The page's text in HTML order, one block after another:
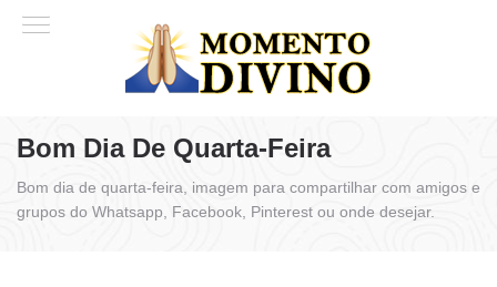
Bom Dia De Quarta-Feira
Bom dia de quarta-feira, imagem para compartilhar com amigos e
grupos do Whatsapp, Facebook, Pinterest ou onde desejar.